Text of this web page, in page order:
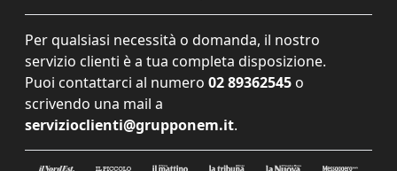
Per qualsiasi necessità o domanda, il nostro
servizio clienti è a tua completa disposizione.
Puoi contattarci al numero 02 89362545 o
scrivendo una mail a
servizioclienti@grupponem.it.